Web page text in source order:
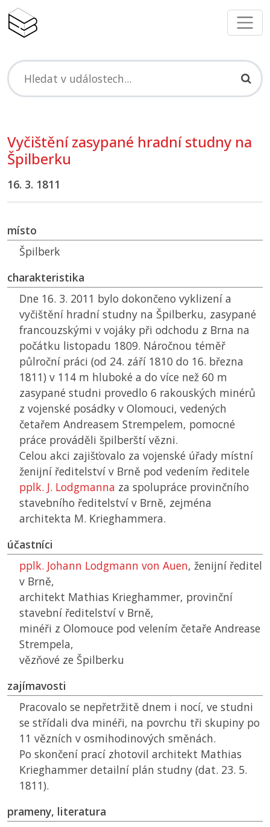
Vyčištění zasypané hradní studny na
Špilberku
16. 3. 1811
místo
Špilberk
charakteristika
Dne 16. 3. 2011 bylo dokončeno vyklizení a
vyčištění hradní studny na Špilberku, zasypané
francouzskými v vojáky při odchodu z Brna na
počátku listopadu 1809. Náročnou téměř
půlroční práci (od 24. září 1810 do 16. března
1811) v 114 m hluboké a do více než 60 m
zasypané studni provedlo 6 rakouských minérů
z vojenské posádky v Olomouci, vedených
četařem Andreasem Strempelem, pomocné
práce prováděli špilberští vězni.
Celou akci zajišťovalo za vojenské úřady místní
ženijní ředitelství v Brně pod vedením ředitele
pplk. J. Lodgmanna za spolupráce provinčního
stavebního ředitelství v Brně, zejména
architekta M. Krieghammera.
účastníci
pplk. Johann Lodgmann von Auen, ženijní ředitel
v Brně,
architekt Mathias Krieghammer, provinční
stavební ředitelství v Brně,
minéři z Olomouce pod velením četaře Andrease
Strempela,
vězňové ze Špilberku
zajímavosti
Pracovalo se nepřetržitě dnem i nocí, ve studni
se střídali dva minéři, na povrchu tři skupiny po
11 vězních v osmihodinových směnách.
Po skončení prací zhotovil architekt Mathias
Krieghammer detailní plán studny (dat. 23. 5.
1811).
prameny, literatura